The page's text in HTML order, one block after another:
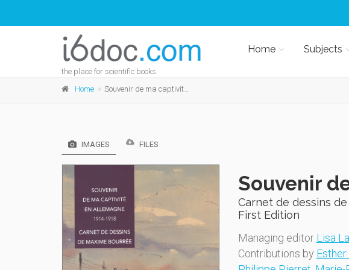
the place for scientific books
Home Subjects
Home Souvenir de ma captivité en Allemagne. 1914-1918
IMAGES FILES
Souvenir
Carnet de dessins
First Edition
Managing editor Lisa
Contributions by